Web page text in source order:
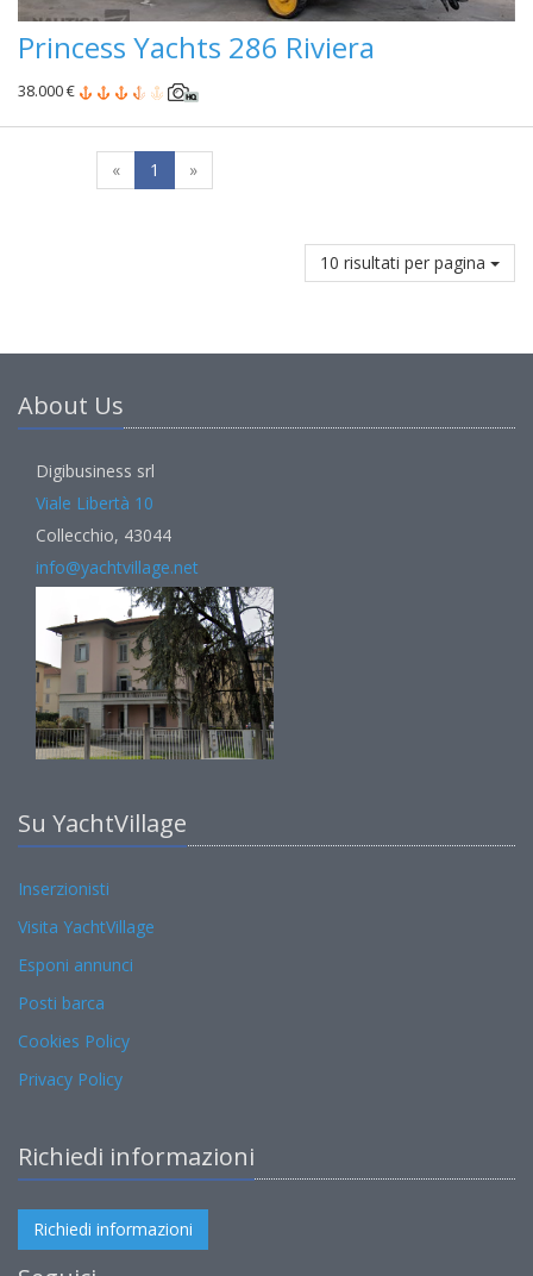
Princess Yachts 286 Riviera
38.000 €
« 1 »
10 risultati per pagina
About Us
Digibusiness srl
Viale Libertà 10
Collecchio, 43044
info@yachtvillage.net
Su YachtVillage
Inserzionisti
Visita YachtVillage
Esponi annunci
Posti barca
Cookies Policy
Privacy Policy
Richiedi informazioni
Richiedi informazioni